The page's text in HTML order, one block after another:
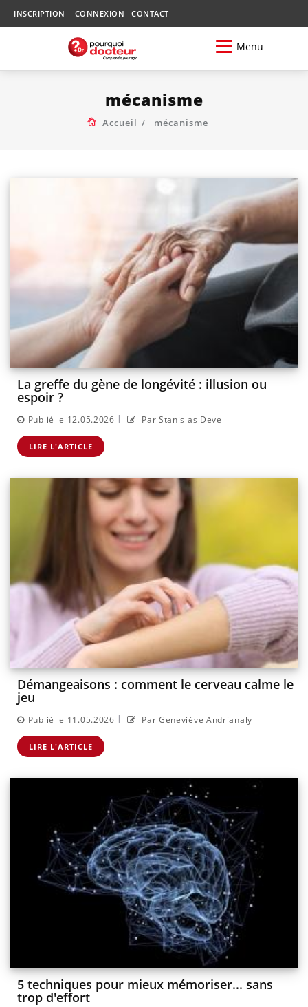
INSCRIPTION CONNEXION CONTACT
Menu
mécanisme
Accueil mécanisme
La greffe du gène de longévité : illusion ou
espoir ?
Publié le 12.05.2026 | Par Stanislas Deve
LIRE L'ARTICLE
Démangeaisons : comment le cerveau calme le
jeu
Publié le 11.05.2026 | Par Geneviève Andrianaly
LIRE L'ARTICLE
5 techniques pour mieux mémoriser... sans
trop d'effort